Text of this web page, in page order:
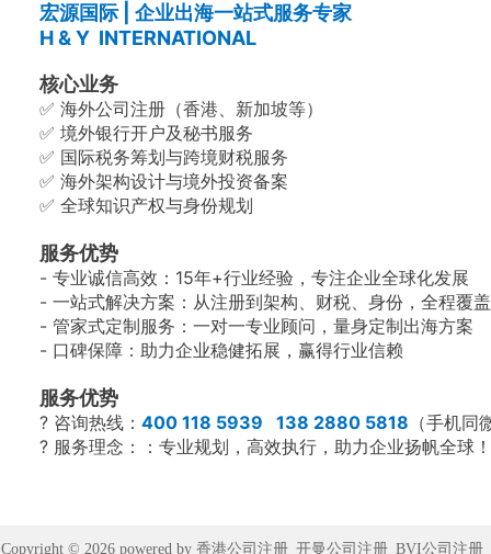
宏源国际 | 企业出海一站式服务专家
H & Y INTERNATIONAL
核心业务
✅ 海外公司注册（香港、新加坡等）
✅ 境外银行开户及秘书服务
✅ 国际税务筹划与跨境财税服务
✅ 海外架构设计与境外投资备案
✅ 全球知识产权与身份规划
服务优势
- 专业诚信高效：15年+行业经验，专注企业全球化发展
- 一站式解决方案：从注册到架构、财税、身份，全程覆
- 管家式定制服务：一对一专业顾问，量身定制出海方案
- 口碑保障：助力企业稳健拓展，赢得行业信赖
服务优势
? 咨询热线：400 118 5939 138 2880 5818 （手机同
? 服务理念：：专业规划，高效执行，助力企业扬帆全球
Copyright © 2026 powered by 香港公司注册_开曼公司注册_BVI公司注册_